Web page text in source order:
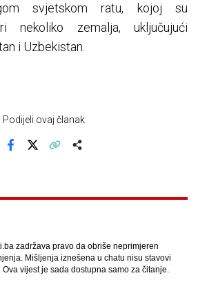
svjetskom ratu, kojoj su
nekoliko zemalja, uključujući
i Uzbekistan.
Podijeli ovaj članak
zadržava pravo da obriše neprimjeren
Mišljenja iznešena u chatu nisu stavovi
vijest je sada dostupna samo za čitanje.